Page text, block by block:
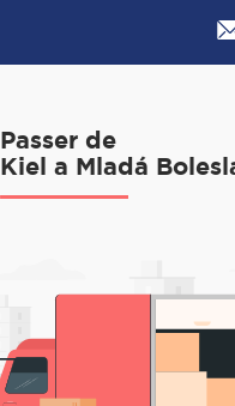
Passer de
Kiel a Mladá